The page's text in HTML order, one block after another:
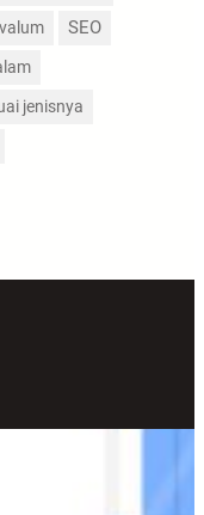
SEO
jenisnya